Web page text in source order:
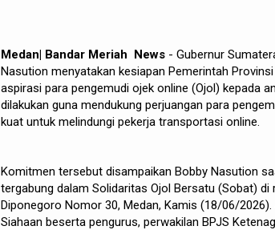
Medan| Bandar Meriah News - Gubernur
Nasution menyatakan kesiapan Pemerintah
aspirasi para pengemudi ojek online (Ojol) kepada
dilakukan guna mendukung perjuangan para
kuat untuk melindungi pekerja transportasi online.
Komitmen tersebut disampaikan Bobby Nasution
tergabung dalam Solidaritas Ojol Bersatu (Sobat)
Diponegoro Nomor 30, Medan, Kamis (18/06/
Siahaan beserta pengurus, perwakilan BPJS